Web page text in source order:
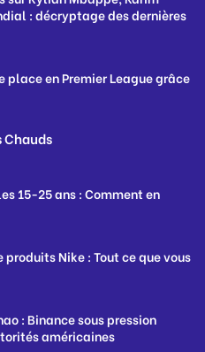
: décryptage des dernières
place en Premier League grâce
Chauds
15-25 ans : Comment en
Nike : Tout ce que vous
: Binance sous pression
américaines